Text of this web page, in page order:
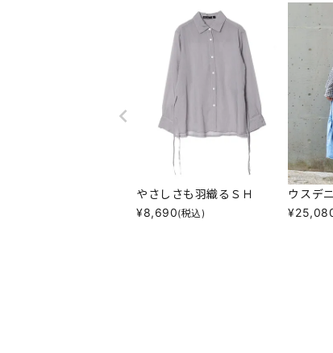
やさしさも羽織るＳＨ
¥8,690(税込)
ウスデ
¥